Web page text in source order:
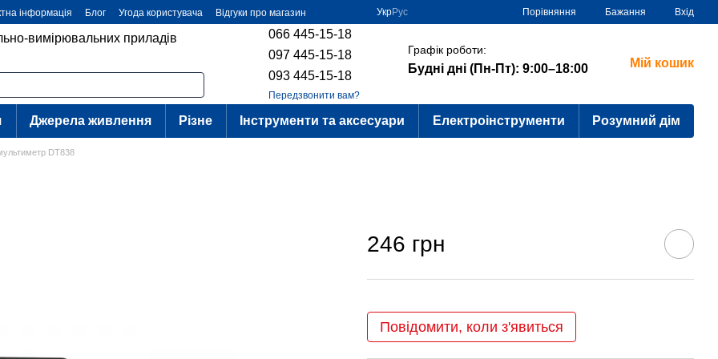
інформація Блог Угода користувача Відгуки про магазин УкрРус Порівняння Бажання Вхід
вимірювальних приладів
066 445-15-18
097 445-15-18
093 445-15-18
Передзвонити вам?
Графік роботи:
Будні дні (Пн-Пт): 9:00–18:00 Мій кошик
Джерела живлення Різне Інструменти та аксесуари Електроінструменти Розумний дім
DT838
246 грн
Повідомити, коли з'явиться